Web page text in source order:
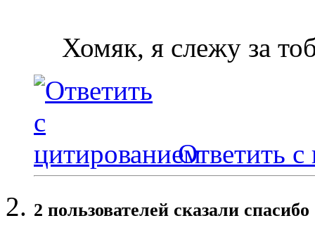
Хомяк, я слежу за
Ответить с
2 пользователей сказали